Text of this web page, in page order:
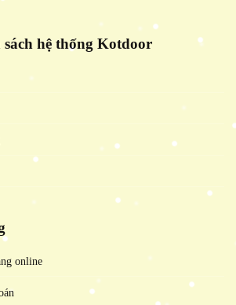
hệ thống Kotdoor
online